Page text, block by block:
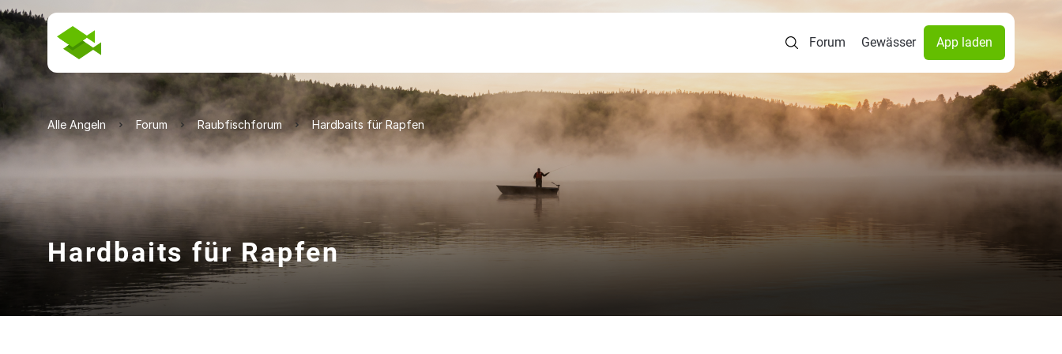
Forum Gewässer App laden
Alle Angeln Forum Raubfischforum Hardbaits für Rapfen
Hardbaits für Rapfen